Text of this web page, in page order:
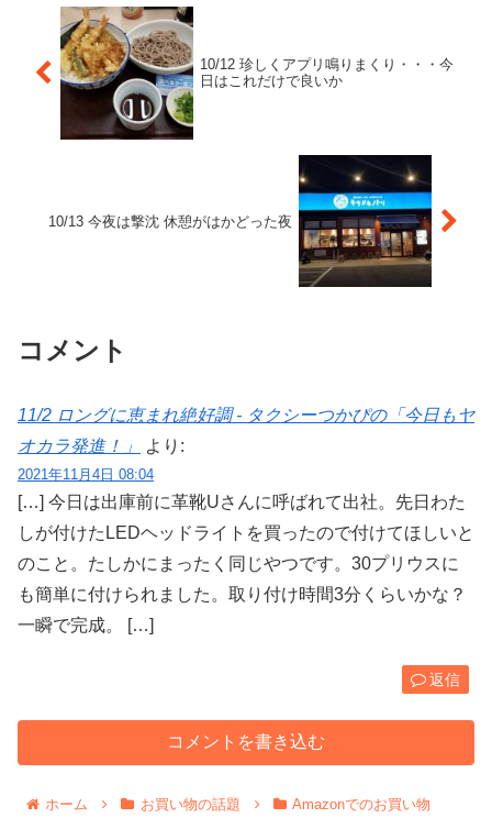
10/12 珍しくアプリ鳴りまくり・・・今
日はこれだけで良いか
10/13 今夜は撃沈 休憩がはかどった夜
コメント
11/2 ロングに恵まれ絶好調 - タクシーつかぴの「今日もヤ
オカラ発進！」
より:
2021年11月4日 08:04
[…] 今日は出庫前に革靴Uさんに呼ばれて出社。先日わた
しが付けたLEDヘッドライトを買ったので付けてほしいと
のこと。たしかにまったく同じやつです。30プリウスに
も簡単に付けられました。取り付け時間3分くらいかな？
一瞬で完成。 […]
返信
コメントを書き込む
ホーム お買い物の話題 Amazonでのお買い物